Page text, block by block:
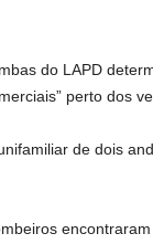
do LAPD
perto dos
de dois